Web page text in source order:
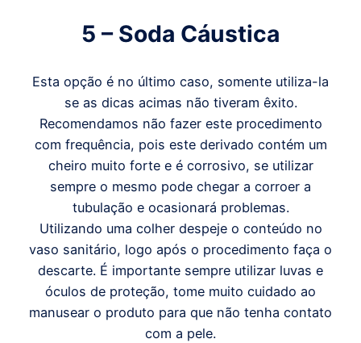
5 – Soda Cáustica
Esta opção é no último caso, somente utiliza-la
se as dicas acimas não tiveram êxito.
Recomendamos não fazer este procedimento
com frequência, pois este derivado contém um
cheiro muito forte e é corrosivo, se utilizar
sempre o mesmo pode chegar a corroer a
tubulação e ocasionará problemas.
Utilizando uma colher despeje o conteúdo no
vaso sanitário, logo após o procedimento faça o
descarte. É importante sempre utilizar luvas e
óculos de proteção, tome muito cuidado ao
manusear o produto para que não tenha contato
com a pele.